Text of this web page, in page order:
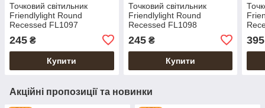
Точковий світильник
Friendlylight Round
Recessed FL1097
245 ₴
Купити
Точковий світильник
Friendlylight Round
Recessed FL1098
245₴
Купити
395
Акційні пропозиції та новинки